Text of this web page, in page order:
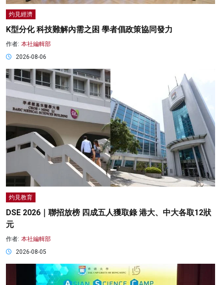
灼見經濟
K型分化 科技難解內需之困 學者倡政策協同發力
作者: 本社編輯部
2026-08-06
灼見教育
DSE 2026｜聯招放榜 四成五人獲取錄 港大、中大各取12狀
元
作者: 本社編輯部
2026-08-05